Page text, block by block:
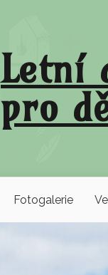
Letní
pro
Fotogalerie